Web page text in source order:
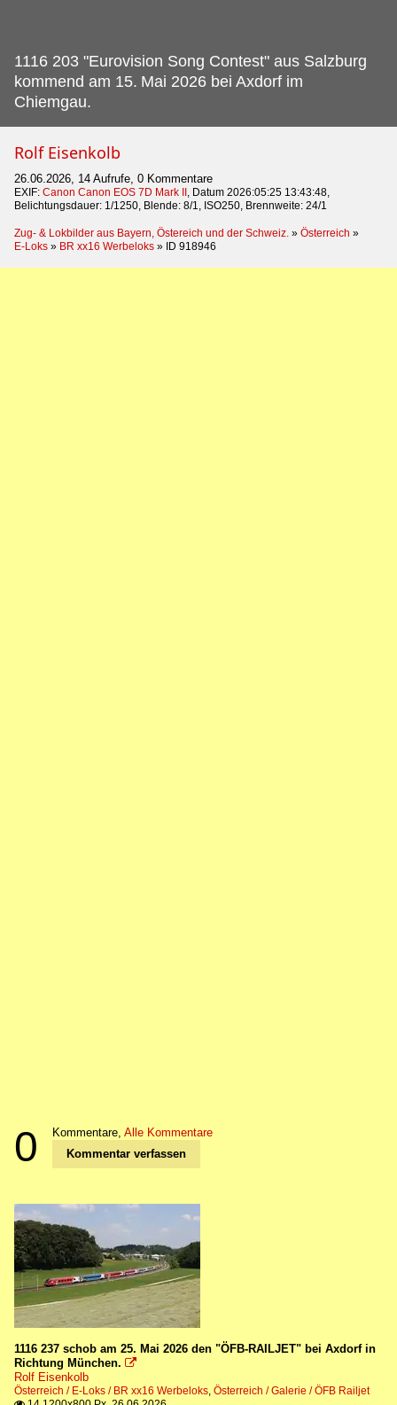
1116 203 "Eurovision Song Contest" aus Salzburg
kommend am 15. Mai 2026 bei Axdorf im
Chiemgau.
Rolf Eisenkolb
26.06.2026, 14 Aufrufe, 0 Kommentare
EXIF: Canon Canon EOS 7D Mark II , Datum 2026:05:25 13:43:48,
Belichtungsdauer: 1/1250, Blende: 8/1, ISO250, Brennweite: 24/1
Zug- & Lokbilder aus Bayern, Östereich und der Schweiz. » Österreich »
E-Loks » BR xx16 Werbeloks » ID 918946
0 Kommentare, Alle Kommentare
Kommentar verfassen
1116 237 schob am 25. Mai 2026 den "ÖFB-RAILJET" bei Axdorf in
Richtung München. 
Rolf Eisenkolb
Österreich / E-Loks / BR xx16 Werbeloks, Österreich / Galerie / ÖFB Railjet